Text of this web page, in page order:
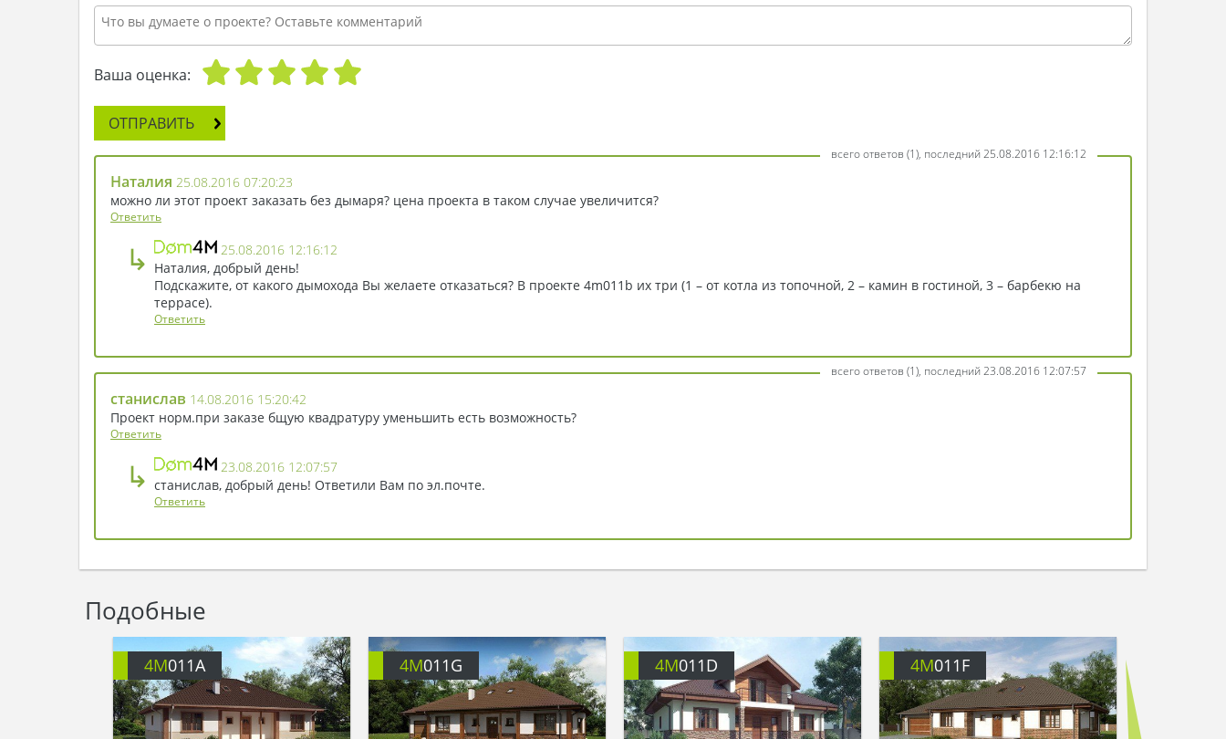
Ваша оценка:
ОТПРАВИТЬ
всего ответов (1), последний 25.08.2016 12:16:12
Наталия 25.08.2016 07:20:23
можно ли этот проект заказать без дымаря? цена проекта в таком случае увеличится?
Ответить
↳
25.08.2016 12:16:12
Наталия, добрый день!
Подскажите, от какого дымохода Вы желаете отказаться? В проекте 4m011b их три (1 – от котла из топочной, 2 – камин в гостиной, 3 – барбекю на
террасе).
Ответить
всего ответов (1), последний 23.08.2016 12:07:57
станислав 14.08.2016 15:20:42
Проект норм.при заказе бщую квадратуру уменьшить есть возможность?
Ответить
↳
23.08.2016 12:07:57
станислав, добрый день! Ответили Вам по эл.почте.
Ответить
Подобные
4M011A 4M011G 4M011D 4M011F